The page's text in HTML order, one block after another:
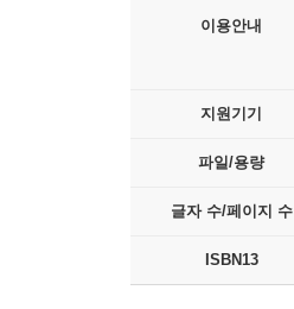
이용안내
지원기기
파일/용량
글자 수/페이지 수
ISBN13